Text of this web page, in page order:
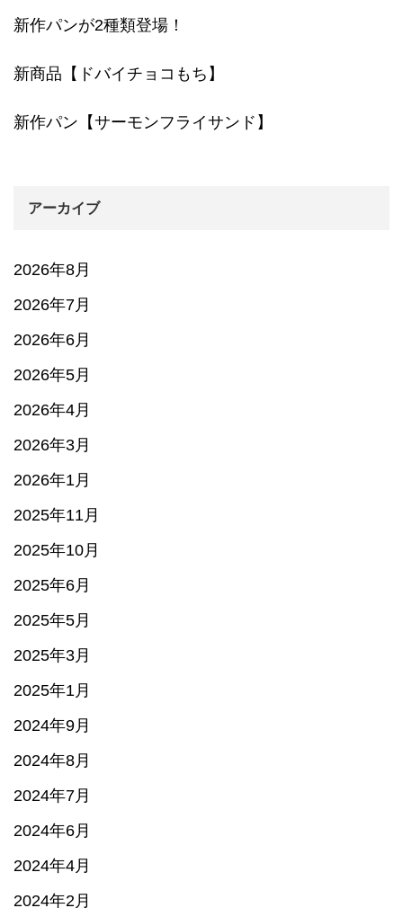
新作パンが2種類登場！
新商品【ドバイチョコもち】
新作パン【サーモンフライサンド】
アーカイブ
2026年8月
2026年7月
2026年6月
2026年5月
2026年4月
2026年3月
2026年1月
2025年11月
2025年10月
2025年6月
2025年5月
2025年3月
2025年1月
2024年9月
2024年8月
2024年7月
2024年6月
2024年4月
2024年2月